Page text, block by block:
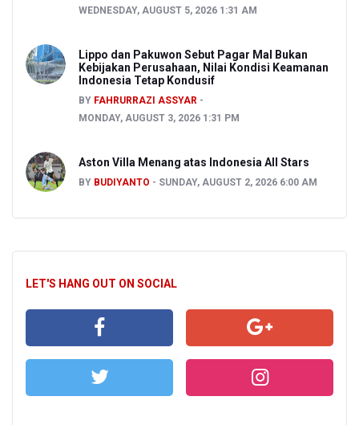
WEDNESDAY, AUGUST 5, 2026 1:31 AM
Lippo dan Pakuwon Sebut Pagar Mal Bukan
Kebijakan Perusahaan, Nilai Kondisi Keamanan
Indonesia Tetap Kondusif
BY FAHRURRAZI ASSYAR
MONDAY, AUGUST 3, 2026 1:31 PM
Aston Villa Menang atas Indonesia All Stars
BY BUDIYANTO SUNDAY, AUGUST 2, 2026 6:00 AM
LET'S HANG OUT ON SOCIAL